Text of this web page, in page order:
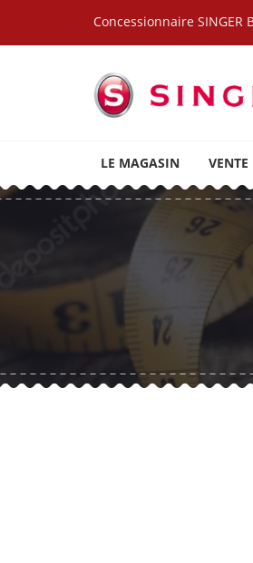
Concessionnaire SINGER
SINGER
LE MAGASIN